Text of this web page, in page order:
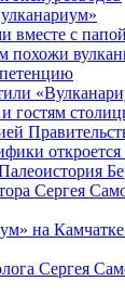
вместе с папой
похожи
гостям
откроется
Сергея
на
Сергея